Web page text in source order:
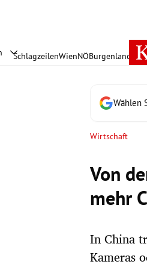
SchlagzeilenWienNÖBurgenland
Wählen
Wirtschaft
Von
mehr
In China
Kameras